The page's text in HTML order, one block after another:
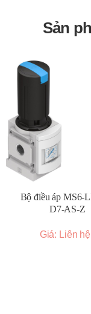
Sản
Bộ điều áp MS6-
D7-AS-Z
Giá: Liên hệ